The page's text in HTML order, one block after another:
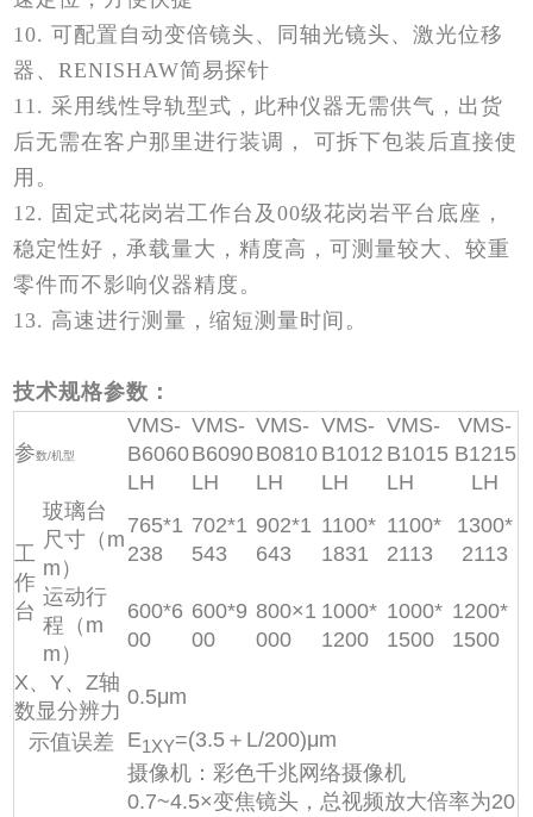
10. 可配置自动变倍镜头、同轴光镜头、激光位移
器、RENISHAW简易探针
11. 采用线性导轨型式，此种仪器无需供气，出货
后无需在客户那里进行装调， 可拆下包装后直接使
用。
12. 固定式花岗岩工作台及00级花岗岩平台底座，
稳定性好，承载量大，精度高，可测量较大、较重
零件而不影响仪器精度。
13. 高速进行测量，缩短测量时间。
技术规格参数：
参数/机型
VMS-
B6060
LH
VMS-
B6090
LH
VMS-
B0810
LH
VMS-
B1012
LH
VMS-
B1015
LH
VMS-
B1215
LH
工
作
台
玻璃台
尺寸（m
m）
765*1
238
702*1
543
902*1
643
1100*
1831
1100*
2113
1300*
2113
运动行
程（m
m）
600*6
00
600*9
00
800×1
000
1000*
1200
1000*
1500
1200*
1500
X、Y、Z轴
数显分辨力
0.5μm
示值误差
E1XY=(3.5＋L/200)μm
摄像机：彩色千兆网络摄像机
0.7~4.5×变焦镜头，总视频放大倍率为20